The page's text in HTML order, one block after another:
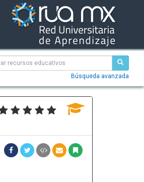
Búsqueda avanzada